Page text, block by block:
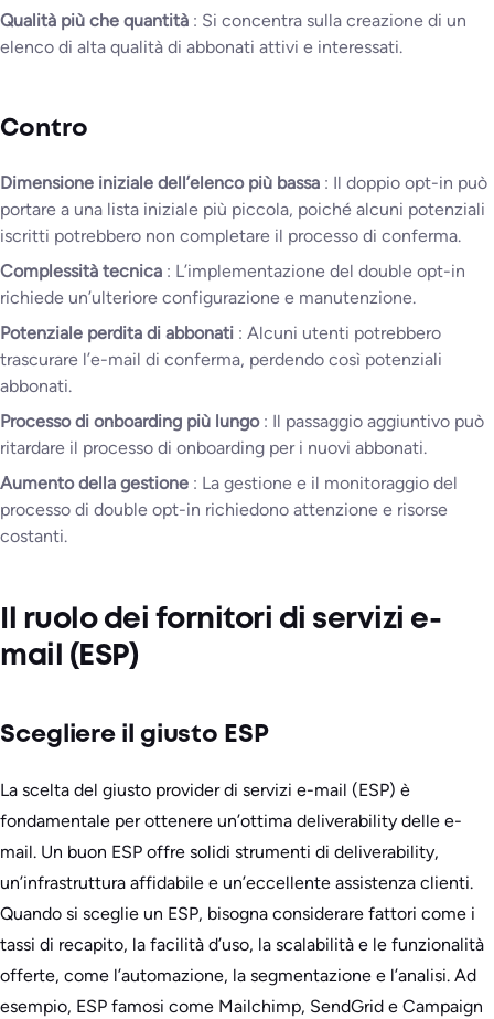
Qualità più che quantità : Si concentra sulla creazione di un
elenco di alta qualità di abbonati attivi e interessati.
Contro
Dimensione iniziale dell’elenco più bassa : Il doppio opt-in può
portare a una lista iniziale più piccola, poiché alcuni potenziali
iscritti potrebbero non completare il processo di conferma.
Complessità tecnica : L’implementazione del double opt-in
richiede un’ulteriore configurazione e manutenzione.
Potenziale perdita di abbonati : Alcuni utenti potrebbero
trascurare l’e-mail di conferma, perdendo così potenziali
abbonati.
Processo di onboarding più lungo : Il passaggio aggiuntivo può
ritardare il processo di onboarding per i nuovi abbonati.
Aumento della gestione : La gestione e il monitoraggio del
processo di double opt-in richiedono attenzione e risorse
costanti.
Il ruolo dei fornitori di servizi e-
mail (ESP)
Scegliere il giusto ESP
La scelta del giusto provider di servizi e-mail (ESP) è
fondamentale per ottenere un’ottima deliverability delle e-
mail. Un buon ESP offre solidi strumenti di deliverability,
un’infrastruttura affidabile e un’eccellente assistenza clienti.
Quando si sceglie un ESP, bisogna considerare fattori come i
tassi di recapito, la facilità d’uso, la scalabilità e le funzionalità
offerte, come l’automazione, la segmentazione e l’analisi. Ad
esempio, ESP famosi come Mailchimp, SendGrid e Campaign